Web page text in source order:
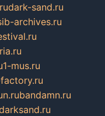
dark-sand.ru
archives.ru
1-mus.ru
bandamn.ru